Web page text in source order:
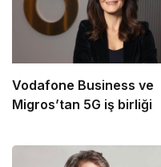
Vodafone Business ve
Migros’tan 5G iş birliği